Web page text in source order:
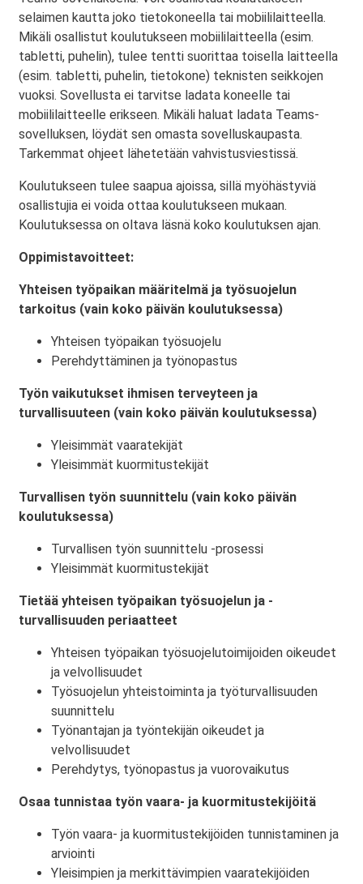
selaimen kautta joko tietokoneella tai mobiililaitteella.
Mikäli osallistut koulutukseen mobiililaitteella (esim.
tabletti, puhelin), tulee tentti suorittaa toisella laitteella
(esim. tabletti, puhelin, tietokone) teknisten seikkojen
vuoksi. Sovellusta ei tarvitse ladata koneelle tai
mobiililaitteelle erikseen. Mikäli haluat ladata Teams-
sovelluksen, löydät sen omasta sovelluskaupasta.
Tarkemmat ohjeet lähetetään vahvistusviestissä.
Koulutukseen tulee saapua ajoissa, sillä myöhästyviä
osallistujia ei voida ottaa koulutukseen mukaan.
Koulutuksessa on oltava läsnä koko koulutuksen ajan.
Oppimistavoitteet:
Yhteisen työpaikan määritelmä ja työsuojelun
tarkoitus (vain koko päivän koulutuksessa)
Yhteisen työpaikan työsuojelu
Perehdyttäminen ja työnopastus
Työn vaikutukset ihmisen terveyteen ja
turvallisuuteen (vain koko päivän koulutuksessa)
Yleisimmät vaaratekijät
Yleisimmät kuormitustekijät
Turvallisen työn suunnittelu (vain koko päivän
koulutuksessa)
Turvallisen työn suunnittelu -prosessi
Yleisimmät kuormitustekijät
Tietää yhteisen työpaikan työsuojelun ja -
turvallisuuden periaatteet
Yhteisen työpaikan työsuojelutoimijoiden oikeudet
ja velvollisuudet
Työsuojelun yhteistoiminta ja työturvallisuuden
suunnittelu
Työnantajan ja työntekijän oikeudet ja
velvollisuudet
Perehdytys, työnopastus ja vuorovaikutus
Osaa tunnistaa työn vaara- ja kuormitustekijöitä
Työn vaara- ja kuormitustekijöiden tunnistaminen ja
arviointi
Yleisimpien ja merkittävimpien vaaratekijöiden